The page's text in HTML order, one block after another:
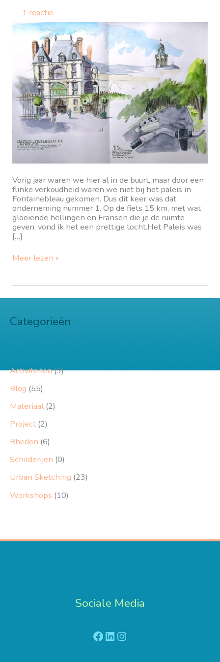
1 reactie
Vorig jaar waren we hier al in de buurt, maar door een
flinke verkoudheid waren we niet bij het paleis in
Fontainebleau gekomen. Dus dit keer was dat
onderneming nummer 1. Op de fiets 15 km, met wat
glooiende hellingen en Fransen die je de ruimte
geven, vond ik het een prettige tocht.Het Paleis was
[…]
Fontainebleau:
IV
Meer lezen »
Categorieën
Activiteiten(3)
Blog (55)
Materiaal (2)
Project (2)
Rheden (6)
Schilderijen (0)
Urban Sketching (23)
Workshops (10)
Sociale Media
Facebook
LinkedIn
Instagram